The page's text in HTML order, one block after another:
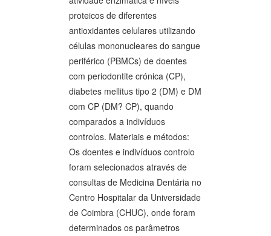
proteicos de diferentes
antioxidantes celulares utilizando
células mononucleares do sangue
periférico (PBMCs) de doentes
com periodontite crónica (CP),
diabetes mellitus tipo 2 (DM) e DM
com CP (DM? CP), quando
comparados a indivíduos
controlos. Materiais e métodos:
Os doentes e indivíduos controlo
foram selecionados através de
consultas de Medicina Dentária no
Centro Hospitalar da Universidade
de Coimbra (CHUC), onde foram
determinados os parâmetros